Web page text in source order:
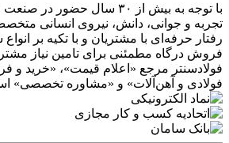
با توجه به بیش از ۳۰ سال
تجربه و جوانی، دانش، نیروی انسانی
رفتار حرفه‌ای با مشتریان و با تکیه بر
فروش درگاه مطمئنی برای تامین نیاز
فولادسنتر مرجع «اعلام قیمت»، «خرید و
فولادی و آهن‌آلات» و «مشاوره تخصصی»